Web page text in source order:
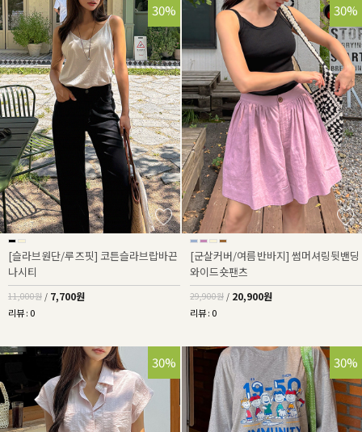
30%
[슬라브원단/루즈핏] 코튼슬라브랍바끈
나시티
11,000원 / 7,700원
리뷰 : 0
30%
[군살커버/여름반바지] 썸머셔링뒷밴딩
와이드숏팬츠
29,900원 / 20,900원
리뷰 : 0
30% 30%